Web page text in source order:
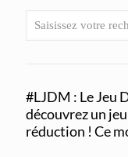
#LJDM : Le Jeu
découvrez un
réduction ! Ce